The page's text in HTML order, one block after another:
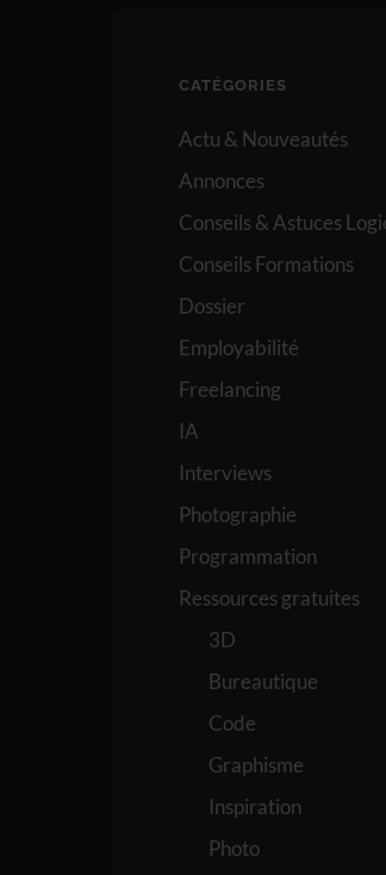
CATÉGORIES
Actu & Nouveautés
Annonces
Conseils & Astuces
Conseils Formations
Dossier
Employabilité
Freelancing
IA
Interviews
Photographie
Programmation
Ressources gratuites
3D
Bureautique
Code
Graphisme
Inspiration
Photo